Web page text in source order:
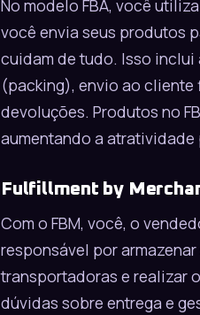
No modelo FBA, você
você envia seus produtos
cuidam de tudo. Isso
(packing), envio ao
devoluções. Produtos no
aumentando a
Fulfillment by
Com o FBM, você, o
responsável por
transportadoras e realizar
dúvidas sobre entrega e